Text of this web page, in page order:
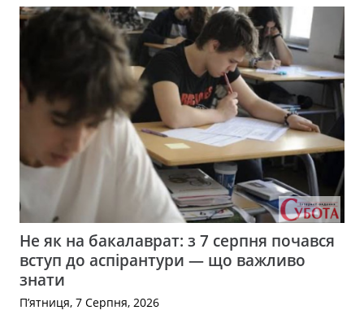
Не як на бакалаврат: з 7 серпня почався
вступ до аспірантури — що важливо
знати
П’ятниця, 7 Серпня, 2026